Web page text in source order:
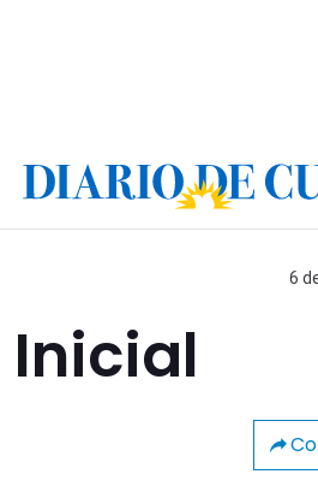
6
Inicial